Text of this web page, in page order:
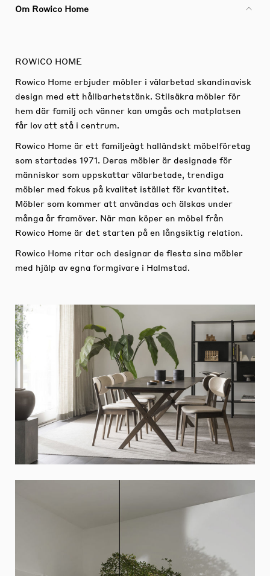
Om Rowico Home
ROWICO HOME
Rowico Home erbjuder möbler i välarbetad skandinavisk
design med ett hållbarhetstänk. Stilsäkra möbler för
hem där familj och vänner kan umgås och matplatsen
får lov att stå i centrum.
Rowico Home är ett familjeägt halländskt möbelföretag
som startades 1971. Deras möbler är designade för
människor som uppskattar välarbetade, trendiga
möbler med fokus på kvalitet istället för kvantitet.
Möbler som kommer att användas och älskas under
många år framöver. När man köper en möbel från
Rowico Home är det starten på en långsiktig relation.
Rowico Home ritar och designar de flesta sina möbler
med hjälp av egna formgivare i Halmstad.